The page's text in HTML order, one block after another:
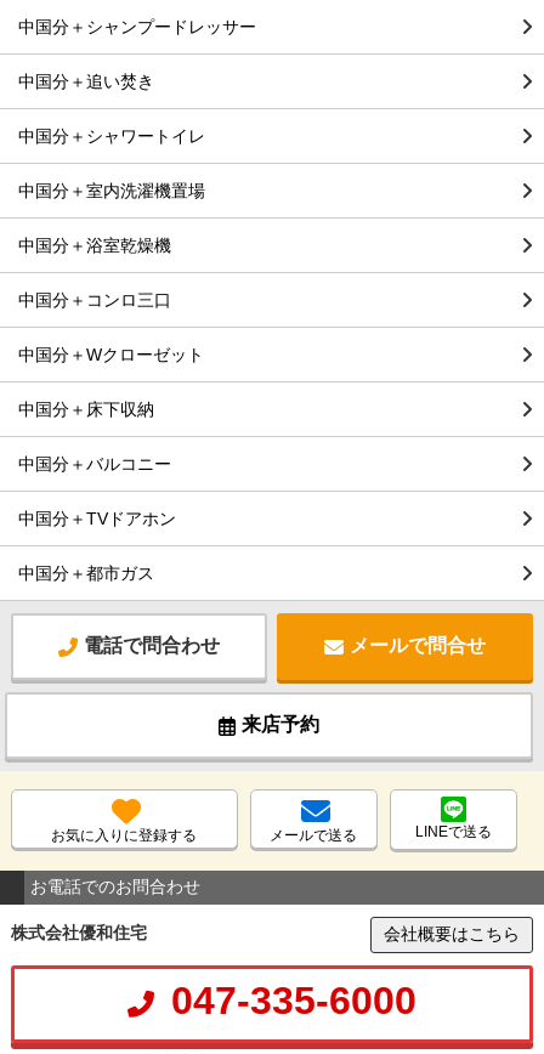
中国分＋シャンプードレッサー
中国分＋追い焚き
中国分＋シャワートイレ
中国分＋室内洗濯機置場
中国分＋浴室乾燥機
中国分＋コンロ三口
中国分＋Wクローゼット
中国分＋床下収納
中国分＋バルコニー
中国分＋TVドアホン
中国分＋都市ガス
電話で問合わせ メールで問合せ
来店予約
お気に入りに登録する メールで送る LINEで送る
お電話でのお問合わせ
株式会社優和住宅 会社概要はこちら
047-335-6000